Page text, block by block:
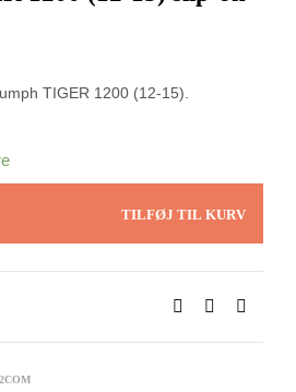
TIGER 1200 (12-15).
TILFØJ TIL KURV